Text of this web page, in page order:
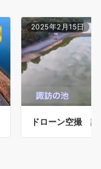
2025年2月15日
ドローン空撮 諏